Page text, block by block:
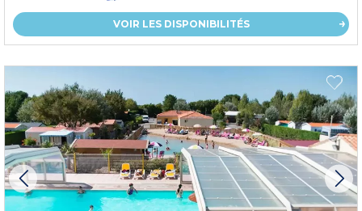
VOIR LES DISPONIBILITÉS